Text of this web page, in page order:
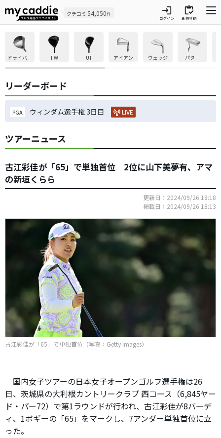
クチコミ 54,050件 login
ログイン
inventory
新規登録
ドライバー FW UT アイアン ウェッジ パター
リーダーボード
PGA ウィンダム選手権 3日目 LIVE
ツアーニュース
古江彩佳が「65」で単独首位 2位に山下美夢有、アマ
の新垣くらら
更新日：2024/09/26 18:18
掲載日：2024/09/26 18:13
古江彩佳が「65」で単独首位（写真：Getty Images）
国内女子ツアーの日本女子オープンゴルフ選手権は26
日、茨城県の大利根カントリークラブ 西コース（6,845ヤー
ド・パー72）で第1ラウンドが行われ、古江彩佳が8バーデ
ィ、1ボギーの「65」をマークし、7アンダー単独首位に立
った。